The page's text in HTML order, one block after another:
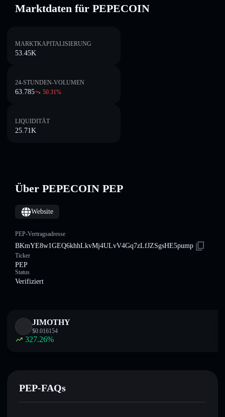
Marktdaten für PEPECOIN
MARKTKAPITALISIERUNG
53.45K
24-STUNDEN-VOLUMEN
63.785 50.31%
LIQUIDITÄT
25.71K
Über PEPECOIN PEP
Website
PEP-Vertragsadresse
BKmYE8w1GEQ6khhLkvMj4ULvV4Gq7zLfJZSgsHE5pump
Ticker
PEP
Status
Verifiziert
JIMOTHY
$0.016154
327.26%
PEP-FAQs